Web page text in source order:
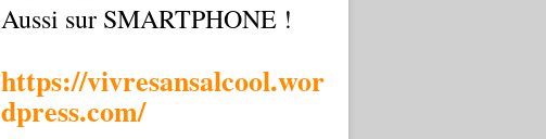
Aussi sur SMARTPHONE !
https://vivresansalcool.wor
dpress.com/